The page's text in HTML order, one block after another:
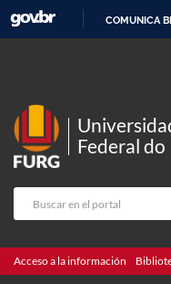
COMUNICA
Federal
Acceso a la información